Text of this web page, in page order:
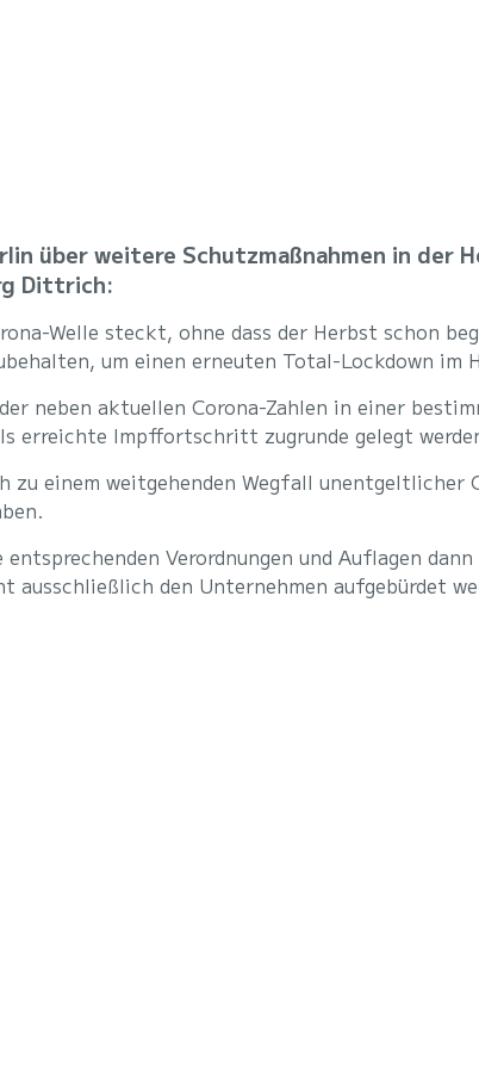
über weitere Schutzmaßnahmen in
Dittrich:
Welle steckt, ohne dass der Herbst schon
um einen erneuten Total-Lockdown im
neben aktuellen Corona-Zahlen in einer
erreichte Impffortschritt zugrunde gelegt
einem weitgehenden Wegfall unentgeltlicher
Verordnungen und Auflagen
ausschließlich den Unternehmen aufgebürdet